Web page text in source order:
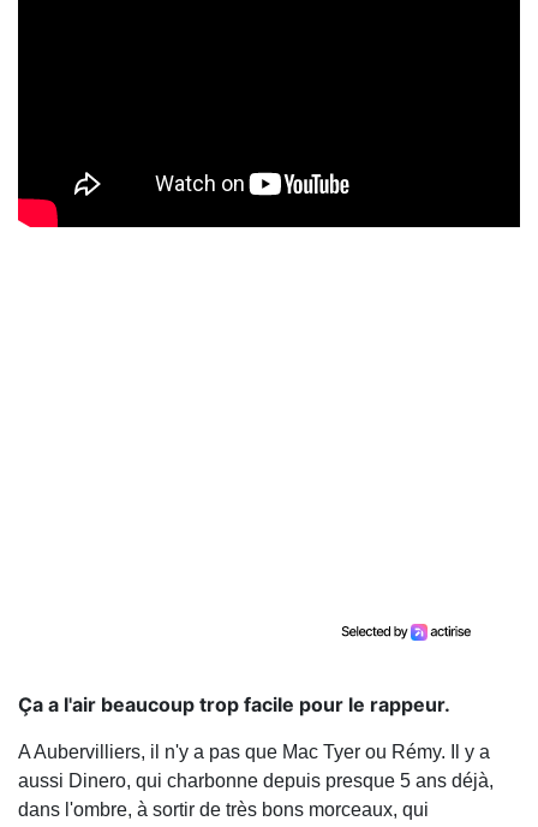
Ça a l'air beaucoup trop facile pour le rappeur.
A Aubervilliers, il n'y a pas que Mac Tyer ou Rémy. Il y a
aussi Dinero, qui charbonne depuis presque 5 ans déjà,
dans l'ombre, à sortir de très bons morceaux, qui